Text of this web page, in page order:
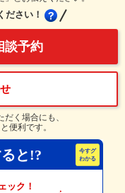
ださい！
談予約
く場合にも、
便利です。
と!?
ック！